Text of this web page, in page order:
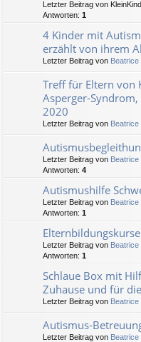
Letzter Beitrag von KleinKind
Antworten: 1
4 Kinder mit
erzählt von ihrem
Letzter Beitrag von Beatrice
Treff für Eltern von
Asperger-Syndrom,
2020
Letzter Beitrag von Beatrice
Letzter Beitrag von Beatrice
Antworten: 4
Autismushilfe
Letzter Beitrag von Beatrice
Antworten: 1
Letzter Beitrag von Beatrice
Antworten: 1
Schlaue Box mit
Zuhause und für
Letzter Beitrag von Beatrice
Autismus-
Letzter Beitrag von Beatrice